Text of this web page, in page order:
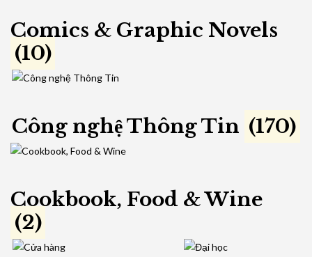
Comics & Graphic Novels
(10)
Công nghệ Thông Tin (170)
Cookbook, Food & Wine
(2)